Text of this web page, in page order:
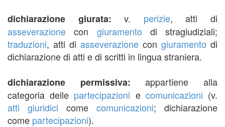
dichiarazione giurata:v. perizie, atti di
asseverazione con giuramento di stragiudiziali;
traduzioni, atti di asseverazione con giuramento di
dichiarazione di atti e di scritti in lingua straniera.
dichiarazione permissiva:appartiene alla
categoria delle partecipazioni e comunicazioni (v.
atti giuridici come comunicazioni; dichiarazione
come partecipazioni).